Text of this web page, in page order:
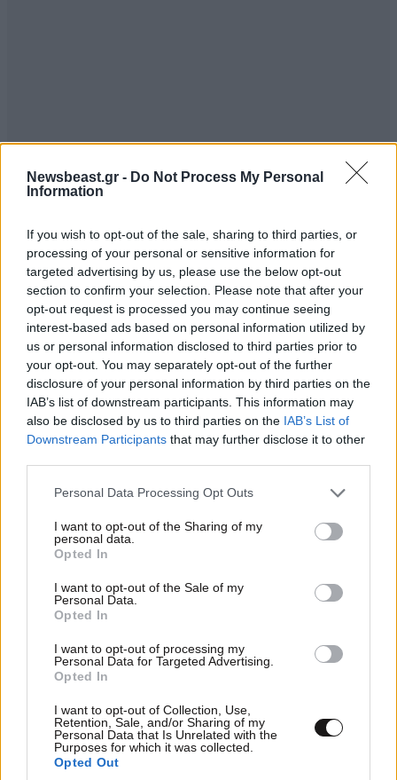
Newsbeast.gr - Do Not Process My Personal
Information
If you wish to opt-out of the sale, sharing to third parties, or
processing of your personal or sensitive information for
targeted advertising by us, please use the below opt-out
section to confirm your selection. Please note that after your
opt-out request is processed you may continue seeing
interest-based ads based on personal information utilized by
us or personal information disclosed to third parties prior to
your opt-out. You may separately opt-out of the further
disclosure of your personal information by third parties on the
IAB’s list of downstream participants. This information may
also be disclosed by us to third parties on the IAB’s List of
Downstream Participants that may further disclose it to other
Please note that this website/app uses one or more Google
not limited to your visit or usage behaviour. You may click to
grant or deny consent to Google and its third-party tags to
use your data for below specified purposes in below Google
consent section.
Personal Data Processing Opt Outs
I want to opt-out of the Sharing of my
personal data.
Opted In
I want to opt-out of the Sale of my
Personal Data.
Opted In
I want to opt-out of processing my
Personal Data for Targeted Advertising.
Opted In
I want to opt-out of Collection, Use,
Retention, Sale, and/or Sharing of my
Personal Data that Is Unrelated with the
Purposes for which it was collected.
Opted Out
ΕΛΛΑΔΑ27 λ. πριν
Τουρισμός για όλους: Ποια ΑΦΜ κάνουν
σήμερα αίτηση για τα vouchers από 200 έως και